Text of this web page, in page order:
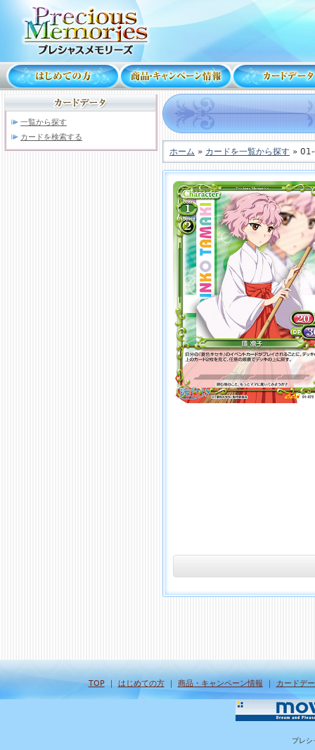
一覧から探す
カードを検索する
ホーム » カードを一覧から探す »
TOP｜ はじめての方｜ 商品・キャンペーン情報 ｜ カードデ
プレシ